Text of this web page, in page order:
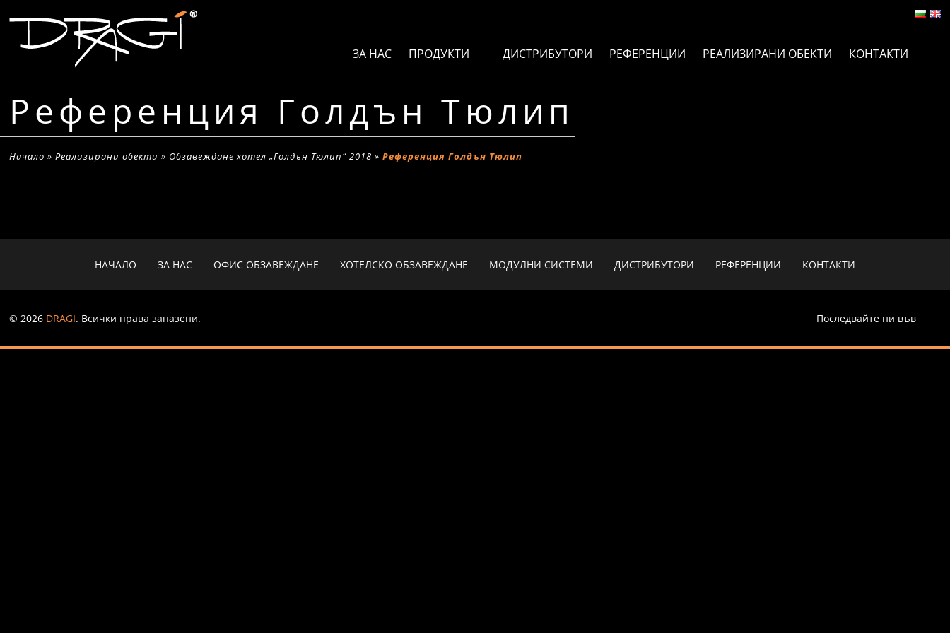
ЗА НАС ПРОДУКТИ ДИСТРИБУТОРИ РЕФЕРЕНЦИИ РЕАЛИЗИРАНИ ОБЕКТИ КОНТАКТИ
Референция Голдън Тюлип
Начало »Реализирани обекти » Обзавеждане хотел „Голдън Тюлип“ 2018 »Референция Голдън Тюлип
НАЧАЛО ЗА НАС ОФИС ОБЗАВЕЖДАНЕ ХОТЕЛСКО ОБЗАВЕЖДАНЕ МОДУЛНИ СИСТЕМИ ДИСТРИБУТОРИ РЕФЕРЕНЦИИ КОНТАКТИ
Последвайте ни във
© 2026 DRAGI. Всички права запазени.